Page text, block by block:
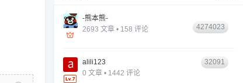
-熊本熊-
2693 文章 • 158 评论
4274023
alili123
0 文章 • 1442 评论
32091